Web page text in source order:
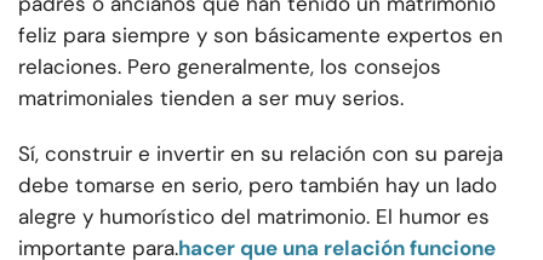
feliz para siempre y son básicamente expertos en
relaciones. Pero generalmente, los consejos
matrimoniales tienden a ser muy serios.
Sí, construir e invertir en su relación con su pareja
debe tomarse en serio, pero también hay un lado
alegre y humorístico del matrimonio. El humor es
importante para.hacer que una relación funcione